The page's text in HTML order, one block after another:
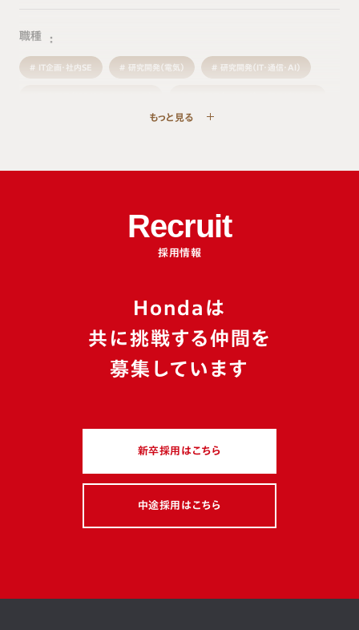
職種
IT企画・社内SE 研究開発（電気） 研究開発（IT・通信・AI）
イベントレポート 座談会 特別企画
スキルアップ・成長環境 グローバル 駐在経験
フィロソフィー ボトムアップ
もっと見る
Recruit
採用情報
Hondaは
共に挑戦する仲間を
募集しています
新卒採用はこちら
中途採用はこちら